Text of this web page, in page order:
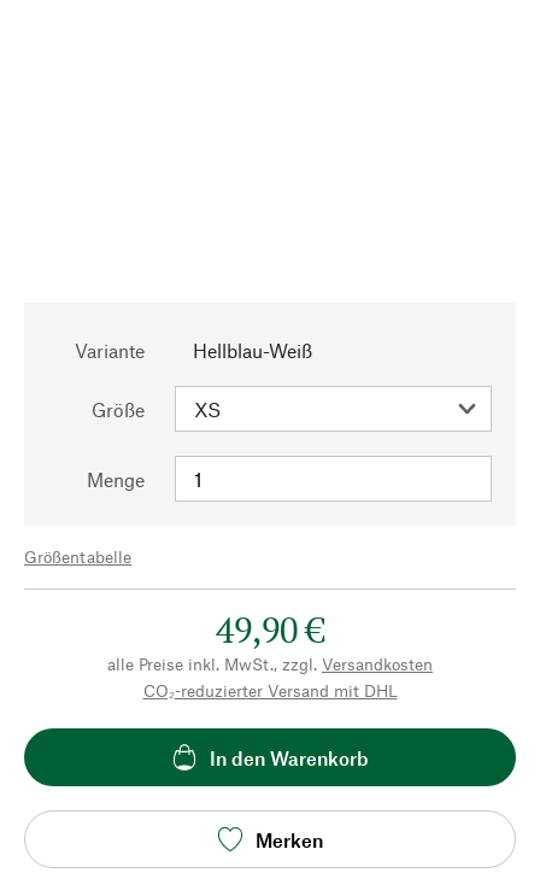
Variante Hellblau-Weiß
Größe
Menge
Größentabelle
49,90 €
alle Preise inkl. MwSt., zzgl. Versandkosten
CO₂-reduzierter Versand mit DHL
In den Warenkorb
Merken